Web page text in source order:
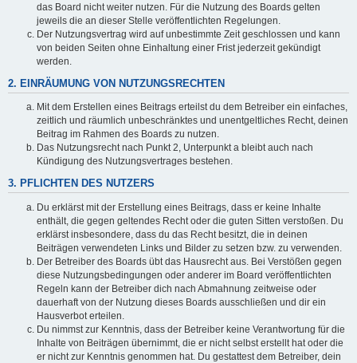
das Board nicht weiter nutzen. Für die Nutzung des Boards gelten
jeweils die an dieser Stelle veröffentlichten Regelungen.
Der Nutzungsvertrag wird auf unbestimmte Zeit geschlossen und kann
von beiden Seiten ohne Einhaltung einer Frist jederzeit gekündigt
werden.
2. EINRÄUMUNG VON NUTZUNGSRECHTEN
Mit dem Erstellen eines Beitrags erteilst du dem Betreiber ein einfaches,
zeitlich und räumlich unbeschränktes und unentgeltliches Recht, deinen
Beitrag im Rahmen des Boards zu nutzen.
Das Nutzungsrecht nach Punkt 2, Unterpunkt a bleibt auch nach
Kündigung des Nutzungsvertrages bestehen.
3. PFLICHTEN DES NUTZERS
Du erklärst mit der Erstellung eines Beitrags, dass er keine Inhalte
enthält, die gegen geltendes Recht oder die guten Sitten verstoßen. Du
erklärst insbesondere, dass du das Recht besitzt, die in deinen
Beiträgen verwendeten Links und Bilder zu setzen bzw. zu verwenden.
Der Betreiber des Boards übt das Hausrecht aus. Bei Verstößen gegen
diese Nutzungsbedingungen oder anderer im Board veröffentlichten
Regeln kann der Betreiber dich nach Abmahnung zeitweise oder
dauerhaft von der Nutzung dieses Boards ausschließen und dir ein
Hausverbot erteilen.
Du nimmst zur Kenntnis, dass der Betreiber keine Verantwortung für die
Inhalte von Beiträgen übernimmt, die er nicht selbst erstellt hat oder die
er nicht zur Kenntnis genommen hat. Du gestattest dem Betreiber, dein